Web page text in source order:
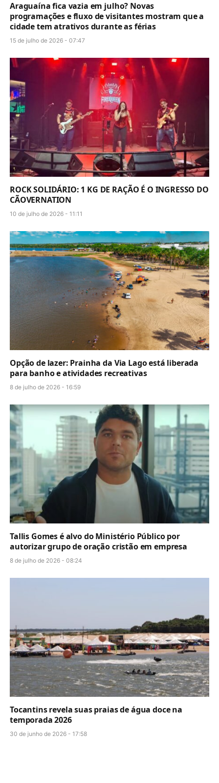
Araguaína fica vazia em julho? Novas
programações e fluxo de visitantes mostram que a
cidade tem atrativos durante as férias
15 de julho de 2026 - 07:47
ROCK SOLIDÁRIO: 1 KG DE RAÇÃO É O INGRESSO DO
CÃOVERNATION
10 de julho de 2026 - 11:11
Opção de lazer: Prainha da Via Lago está liberada
para banho e atividades recreativas
8 de julho de 2026 - 16:59
Tallis Gomes é alvo do Ministério Público por
autorizar grupo de oração cristão em empresa
8 de julho de 2026 - 08:24
Tocantins revela suas praias de água doce na
temporada 2026
30 de junho de 2026 - 17:58